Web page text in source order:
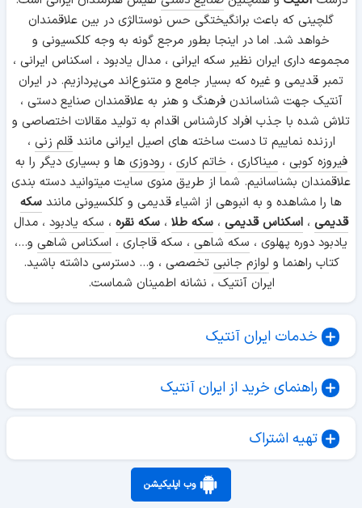
گلچینی که باعث برانگیختگی حس نوستالژی در بین علاقمندان
خواهد شد. اما در اینجا بطور مرجع گونه به وجه کلکسیونی و
مجموعه داری ایران نظیر سکه ایرانی ، مدال یادبود ، اسکناس ایرانی ،
تمبر قدیمی و غیره که بسیار جامع و متنوع‌اند می‌پردازیم. در ایران
آنتیک جهت شناساندن فرهنگ و هنر به علاقمندان صنایع دستی ،
تلاش شده با جذب افراد کارشناس اقدام به تولید مقالات اختصاصی و
ارزنده نماییم تا دست ساخته های اصیل ایرانی مانندقلم زنی ،
فیروزه کوبی ،میناکاری ، خاتم کاری ، رودوزی ها و بسیاری دیگر را به
علاقمندان بشناسانیم. شما از طریق منوی سایت میتوانید دسته بندی
ها را مشاهده و به انبوهی از اشیاء قدیمی و کلکسیونی مانند سکه
قدیمی ، اسکناس قدیمی ، سکه طلا ، سکه نقره ، سکه یادبود ، مدال
یادبود دوره پهلوی ، سکه شاهی ، سکه قاجاری ، اسکناس شاهی و...،
کتاب راهنما و لوازم جانبی تخصصی ، و... دسترسی داشته باشید.
ایران آنتیک ، نشانه اطمینان شماست.
خدمات ایران آنتیک
راهنمای خرید از ایران آنتیک
تهیه اشتراک
وب اپلیکیشن